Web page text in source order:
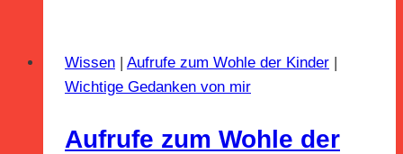
die
zweite
vom
Wissen Aufrufe zum Wohle der Kinder
Wichtige Gedanken von mir
Aufrufe zum Wohle der